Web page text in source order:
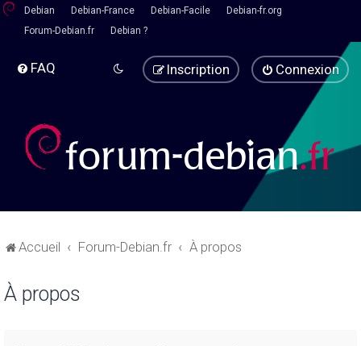
Debian Debian-France Debian-Facile
Debian-fr.org
Forum-Debian.fr
Debian ?
FAQ Connexion
Inscription
Accueil Forum-Debian.fr À propos
À propos